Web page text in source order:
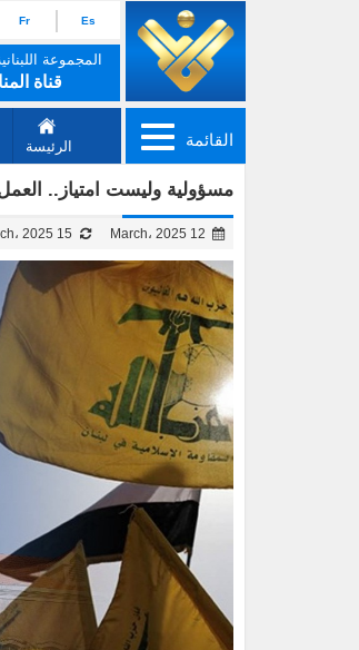
Es
Fr
المجموعة
قناة
القائمة الرئيسة
مسؤولية وليست امتياز..